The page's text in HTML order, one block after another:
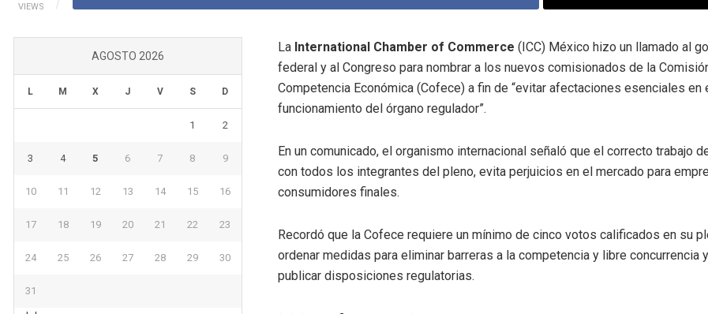
VIEWS
La International Chamber of Commerce (ICC) México hizo un llamado al
federal y al Congreso para nombrar a los nuevos comisionados de la
Competencia Económica (Cofece) a fin de “evitar afectaciones esenciales en
funcionamiento del órgano regulador”.
En un comunicado, el organismo internacional señaló que el correcto trabajo
con todos los integrantes del pleno, evita perjuicios en el mercado para
consumidores finales.
Recordó que la Cofece requiere un mínimo de cinco votos calificados en su
ordenar medidas para eliminar barreras a la competencia y libre concurrencia
publicar disposiciones regulatorias.
AGOSTO 2026
L M X J V S D
1 2
3 4 5 6 7 8 9
10 11 12 13 14 15 16
17 18 19 20 21 22 23
24 25 26 27 28 29 30
31